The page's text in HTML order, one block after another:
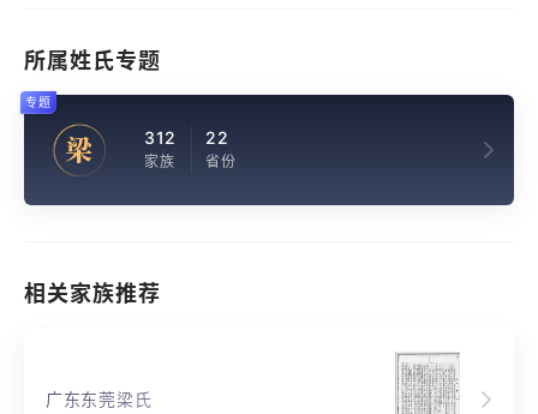
所属姓氏专题
梁 312
家族
22
省份
专题
相关家族推荐
广东东莞梁氏